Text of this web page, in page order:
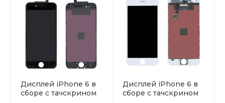
Дисплей iPhone 6 в
сборе с тачскрином
Дисплей iPhone 6 в
сборе с тачскрином